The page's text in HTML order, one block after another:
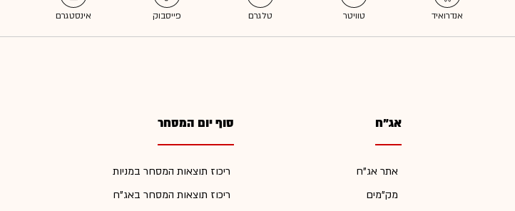
אג"ח
אתר אג"ח
מק"מים
סוף יום המסחר
ריכוז תוצאות המסחר במניות
ריכוז תוצאות המסחר באג"ח